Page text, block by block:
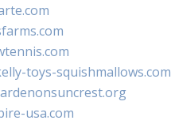
toys-squishmallows.com
usa.com